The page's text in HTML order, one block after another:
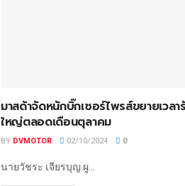
มาสด้าจัดหนักบิ๊กเซอร์ไพรส์ขยายเวล
ใหญ่ตลอดเดือนตุลาคม
BY DVMOTOR 02/10/2024 0
นายวัชระ เจียรบุญ ผู...